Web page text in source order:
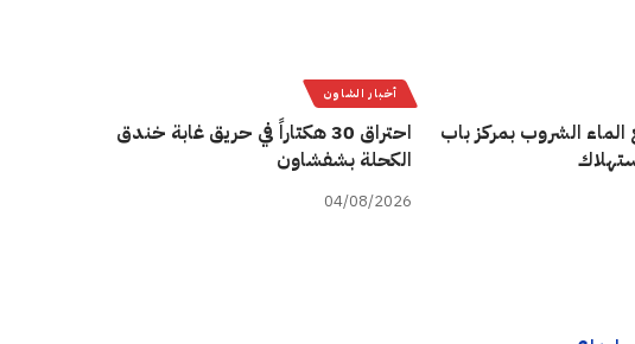
الشروب بمركز باب
أخبار الشاون
احتراق 30 هكتاراً في حريق غابة خندق
الكحلة بشفشاون
04/08/2026